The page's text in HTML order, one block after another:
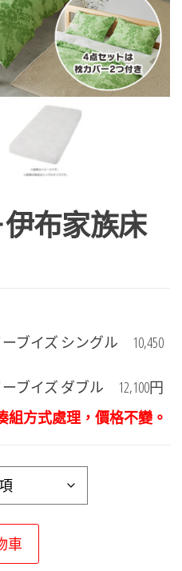
布家族床
ブイズ シングル 10,450
ブイズ ダブル 12,100円
方式處理，價格不變。
車